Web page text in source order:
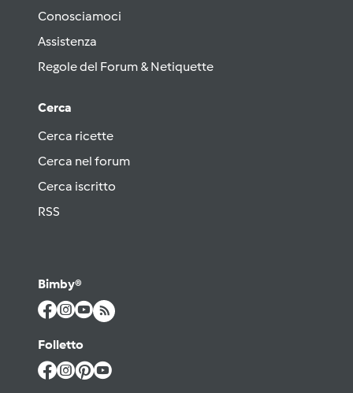
Conosciamoci
Assistenza
Regole del Forum & Netiquette
Cerca
Cerca ricette
Cerca nel forum
Cerca iscritto
RSS
Bimby®
Folletto